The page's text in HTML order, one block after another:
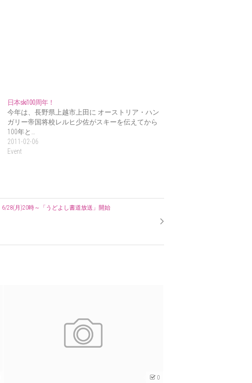
日本ski100周年！
今年は、長野県上越市上田に オーストリア・ハン
ガリー帝国将校レルヒ少佐がスキーを伝えてから
100年と…
2011-02-06
Event
6/28(月)20時～「うどよし書道放送」開始
0